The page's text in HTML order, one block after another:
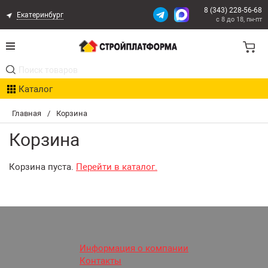
Главная / Корзина
Корзина
Корзина пуста. Перейти в каталог.
Екатеринбург
8 (343) 228-56-68
с 8 до 18, пн-пт
Каталог
Акции
Расчет доставки
Организациям
Оплата и ДоставкаИнформация о компании
Контакты